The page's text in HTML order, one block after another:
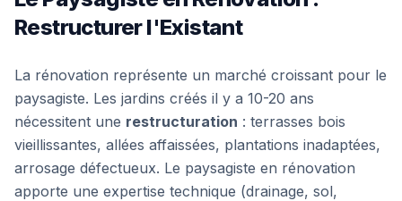
Restructurer l'Existant
La rénovation représente un marché croissant pour le
paysagiste. Les jardins créés il y a 10-20 ans
nécessitent une restructuration : terrasses bois
vieillissantes, allées affaissées, plantations inadaptées,
arrosage défectueux. Le paysagiste en rénovation
apporte une expertise technique (drainage, sol,